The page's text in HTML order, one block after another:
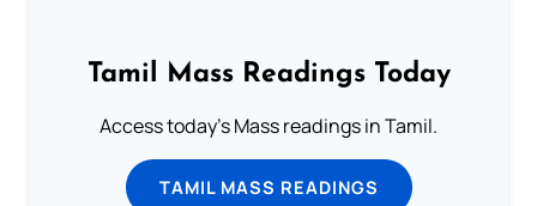
Tamil Mass Readings Today
Access today's Mass readings in Tamil.
TAMIL MASS READINGS